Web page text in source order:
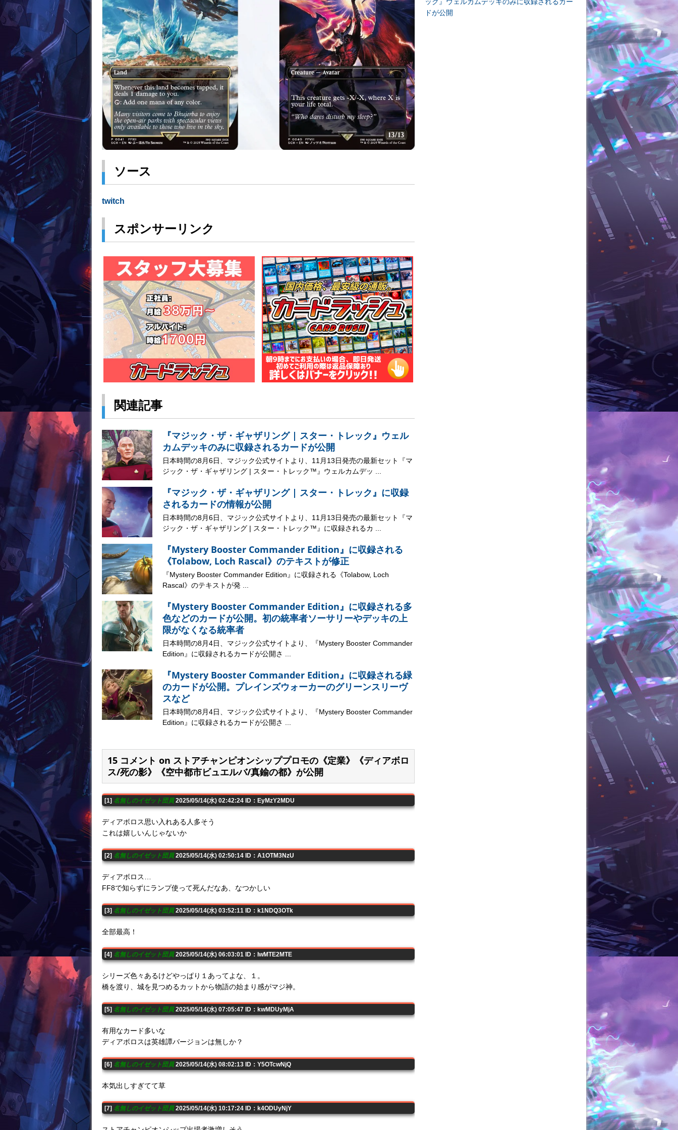
ソース
twitch
スポンサーリンク
関連記事
『マジック・ザ・ギャザリング | スター・トレック』ウェル
カムデッキのみに収録されるカードが公開
日本時間の8月6日、マジック公式サイトより、11月13日発売の最新セット『マ
ジック・ザ・ギャザリング | スター・トレック™』ウェルカムデッ ...
『マジック・ザ・ギャザリング | スター・トレック』に収録
されるカードの情報が公開
日本時間の8月6日、マジック公式サイトより、11月13日発売の最新セット『マ
ジック・ザ・ギャザリング | スター・トレック™』に収録されるカ ...
『Mystery Booster Commander Edition』に収録される
《Tolabow, Loch Rascal》のテキストが修正
『Mystery Booster Commander Edition』に収録される《Tolabow, Loch
Rascal》のテキストが発 ...
『Mystery Booster Commander Edition』に収録される多
色などのカードが公開。初の統率者ソーサリーやデッキの上
限がなくなる統率者
日本時間の8月4日、マジック公式サイトより、『Mystery Booster Commander
Edition』に収録されるカードが公開さ ...
『Mystery Booster Commander Edition』に収録される緑
のカードが公開。プレインズウォーカーのグリーンスリーヴ
スなど
日本時間の8月4日、マジック公式サイトより、『Mystery Booster Commander
Edition』に収録されるカードが公開さ ...
15 コメント on ストアチャンピオンシッププロモの《定業》《ディアボロ
ス/死の影》《空中都市ビュエルバ/真鍮の都》が公開
[1] 名無しのイゼット団員2025/05/14(水) 02:42:24 ID：EyMzY2MDU
ディアボロス思い入れある人多そう
これは嬉しいんじゃないか
[2] 名無しのイゼット団員2025/05/14(水) 02:50:14 ID：A1OTM3NzU
ディアボロス…
FF8で知らずにランプ使って死んだなあ、なつかしい
[3] 名無しのイゼット団員2025/05/14(水) 03:52:11 ID：k1NDQ3OTk
全部最高！
[4] 名無しのイゼット団員2025/05/14(水) 06:03:01 ID：IwMTE2MTE
シリーズ色々あるけどやっぱり１あってよな、１。
橋を渡り、城を見つめるカットから物語の始まり感がマジ神。
[5] 名無しのイゼット団員2025/05/14(水) 07:05:47 ID：kwMDUyMjA
有用なカード多いな
ディアボロスは英雄譚バージョンは無しか？
[6] 名無しのイゼット団員2025/05/14(水) 08:02:13 ID：Y5OTcwNjQ
本気出しすぎてて草
[7] 名無しのイゼット団員2025/05/14(水) 10:17:24 ID：k4ODUyNjY
ドが公開